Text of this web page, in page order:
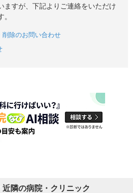
ますが、下記よりご連絡をいただけ
削除のお問い合わせ
近隣の病院・クリニック